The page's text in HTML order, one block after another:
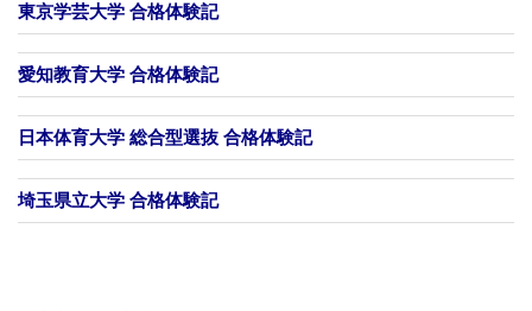
東京学芸大学 合格体験記
愛知教育大学 合格体験記
日本体育大学 総合型選抜 合格体験記
埼玉県立大学 合格体験記